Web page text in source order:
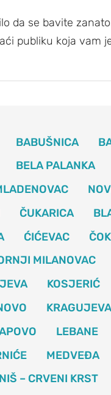
da se bavite
publiku koja vam
BABUŠNICA
BELA PALANKA
ČUKARICA
ĆIĆEVAC
MILANOVAC
KOSJERIĆ
LEBANE
MEDVEĐA
NIŠ – CRVENI KRST